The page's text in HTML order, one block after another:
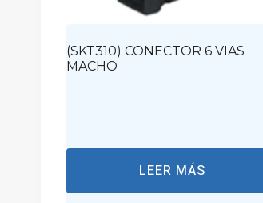
(SKT310) CONECTOR 6 VIAS
MACHO
LEER MÁS